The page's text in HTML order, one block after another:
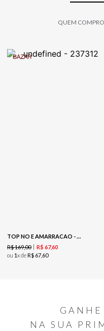
QUEM
TOP NO E AMARRACAO - EST COCONUT
R$169,00 R$ 67,60
ou 1x deR$ 67 60
GANHE
NA SUA